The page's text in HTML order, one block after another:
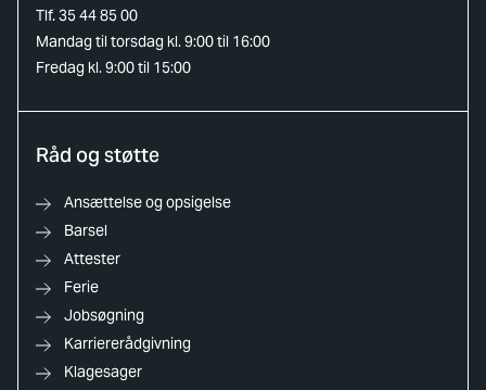
Tlf. 35 44 85 00
Mandag til torsdag kl. 9:00 til 16:00
Fredag kl. 9:00 til 15:00
Råd og støtte
Ansættelse og opsigelse
Barsel
Attester
Ferie
Jobsøgning
Karriererådgivning
Klagesager